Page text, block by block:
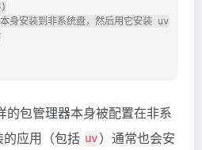
身安装到非系统盘，然后用它安装 uv
的包管理器本身被配置在非系
应用（包括 uv）通常也会安